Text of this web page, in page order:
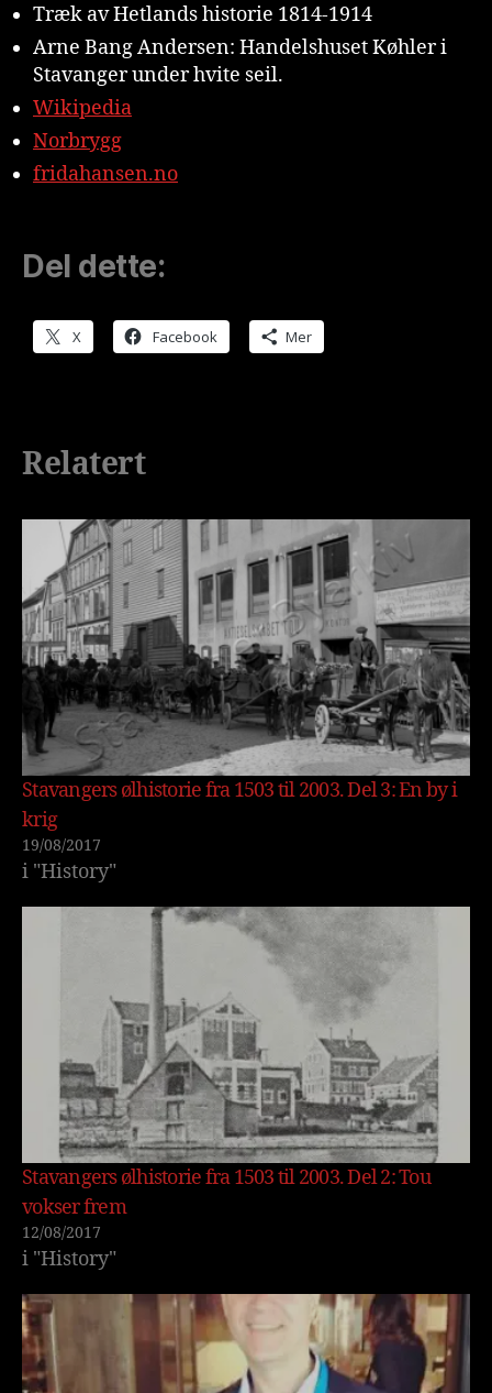
Træk av Hetlands historie 1814-1914
Arne Bang Andersen: Handelshuset Køhler i
Stavanger under hvite seil.
Wikipedia
Norbrygg
fridahansen.no
Del dette:
X Facebook Mer
Relatert
Stavangers ølhistorie fra 1503 til 2003. Del 3: En by i
krig
19/08/2017
i "History"
Stavangers ølhistorie fra 1503 til 2003. Del 2: Tou
vokser frem
12/08/2017
i "History"